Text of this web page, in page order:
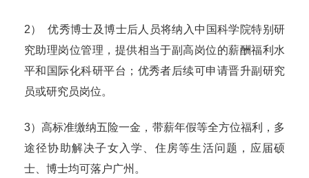
2） 优秀博士及博士后人员将纳入中国科学院特别研
究助理岗位管理，提供相当于副高岗位的薪酬福利水
平和国际化科研平台；优秀者后续可申请晋升副研究
员或研究员岗位。
3）高标准缴纳五险一金，带薪年假等全方位福利，多
途径协助解决子女入学、住房等生活问题，应届硕
士、博士均可落户广州。